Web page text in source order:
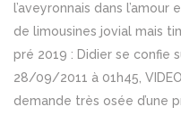
l’aveyronnais dans
de limousines jovial mais
pré 2019 : Didier se confie
28/09/2011 à 01h45,
demande très osée d’une